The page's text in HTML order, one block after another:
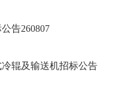
告260807
辊及输送机招标公告